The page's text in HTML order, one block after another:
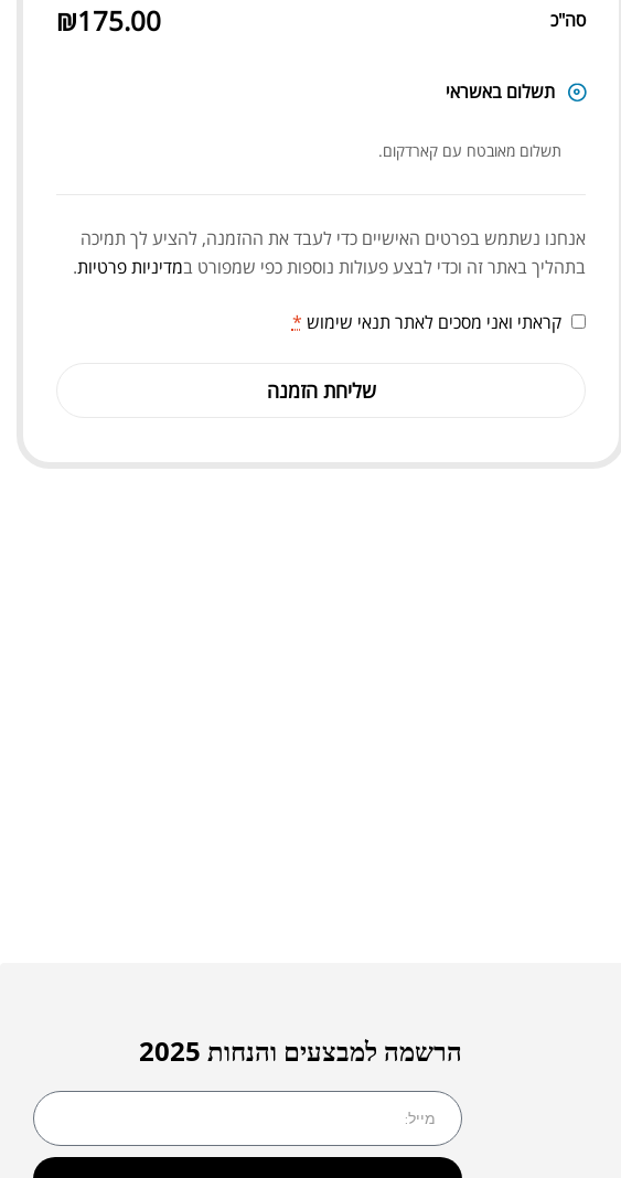
סה"כ ₪175.00
תשלום באשראי
תשלום מאובטח עם קארדקום.
אנחנו נשתמש בפרטים האישיים כדי לעבד את ההזמנה, להציע לך תמיכה
בתהליך באתר זה וכדי לבצע פעולות נוספות כפי שמפורט במדיניות פרטיות.
קראתי ואני מסכים לאתר תנאי שימוש *
שליחת הזמנה
הרשמה למבצעים והנחות 2025